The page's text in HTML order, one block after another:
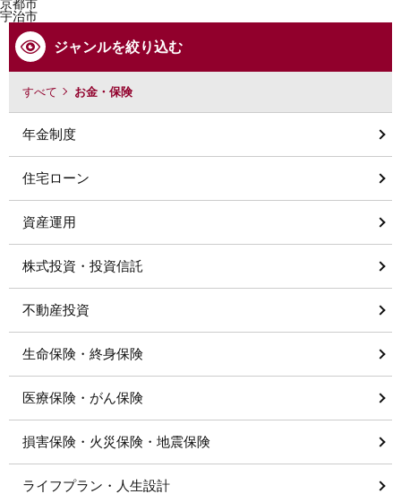
京都市
宇治市
ジャンルを絞り込む
すべて お金・保険
年金制度
住宅ローン
資産運用
株式投資・投資信託
不動産投資
生命保険・終身保険
医療保険・がん保険
損害保険・火災保険・地震保険
ライフプラン・人生設計